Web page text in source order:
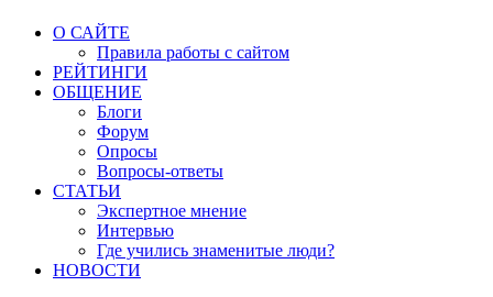
О САЙТЕ
Правила работы с сайтом
РЕЙТИНГИ
ОБЩЕНИЕ
Блоги
Форум
Опросы
Вопросы-ответы
СТАТЬИ
Экспертное мнение
Интервью
Где учились знаменитые люди?
НОВОСТИ